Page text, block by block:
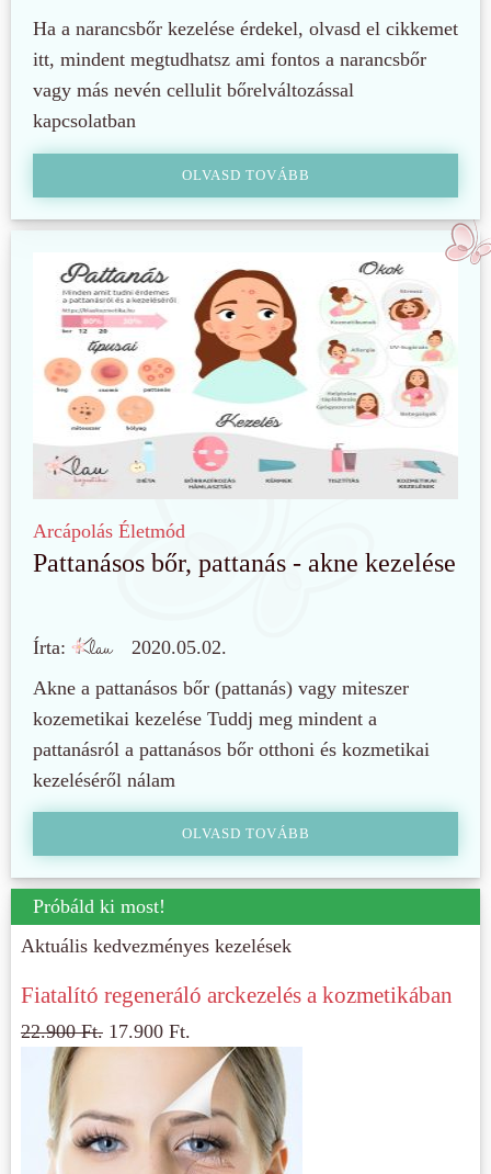
Ha a narancsbőr kezelése érdekel, olvasd el cikkemet
itt, mindent megtudhatsz ami fontos a narancsbőr
vagy más nevén cellulit bőrelváltozással
kapcsolatban
OLVASD TOVÁBB
Arcápolás Életmód
Pattanásos bőr, pattanás - akne kezelése
Írta:
2020.05.02.
Akne a pattanásos bőr (pattanás) vagy miteszer
kozemetikai kezelése Tuddj meg mindent a
pattanásról a pattanásos bőr otthoni és kozmetikai
kezeléséről nálam
OLVASD TOVÁBB
Próbáld ki most!
Aktuális kedvezményes kezelések
Fiatalító regeneráló arckezelés a kozmetikában
22.900Ft. 17.900Ft.